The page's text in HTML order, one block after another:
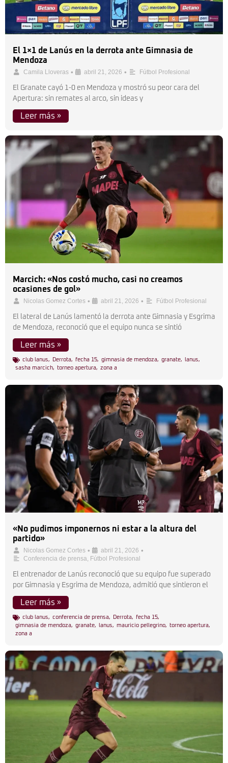
El 1×1 de Lanús en la derrota ante Gimnasia de
Mendoza
Camila Lloveras • abril 21, 2026 • Fútbol Profesional
El Granate cayó 1-0 en Mendoza y mostró su peor cara del
Apertura: sin remates al arco, sin ideas y
Leer más »
Marcich: «Nos costó mucho, casi no creamos
ocasiones de gol»
Nicolas Gomez Cortes • abril 21, 2026 • Fútbol Profesional
El lateral de Lanús lamentó la derrota ante Gimnasia y Esgrima
de Mendoza, reconoció que el equipo nunca se sintió
Leer más »
club lanus, Derrota, fecha 15, gimnasia de mendoza, granate, lanus,
sasha marcich, torneo apertura, zona a
«No pudimos imponernos ni estar a la altura del
partido»
Nicolas Gomez Cortes • abril 21, 2026 •
Conferencia de prensa, Fútbol Profesional
El entrenador de Lanús reconoció que su equipo fue superado
por Gimnasia y Esgrima de Mendoza, admitió que sintieron el
Leer más »
club lanus, conferencia de prensa, Derrota, fecha 15,
gimnasia de mendoza, granate, lanus, mauricio pellegrino, torneo apertura,
zona a